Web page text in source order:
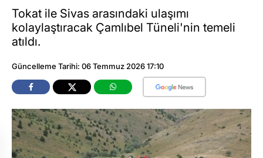
Tokat ile Sivas arasındaki ulaşımı
kolaylaştıracak Çamlıbel Tüneli'nin temeli
atıldı.
Güncelleme Tarihi: 06 Temmuz 2026 17:10